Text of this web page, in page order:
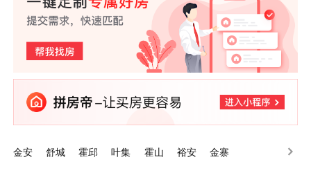
金安 舒城 霍邱 叶集 霍山 裕安 金寨